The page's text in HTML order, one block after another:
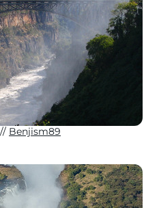
Benjism89